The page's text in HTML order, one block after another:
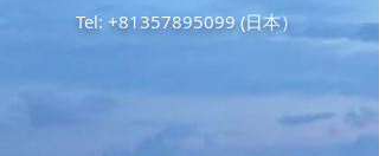
Tel: +81357895099 (日本）